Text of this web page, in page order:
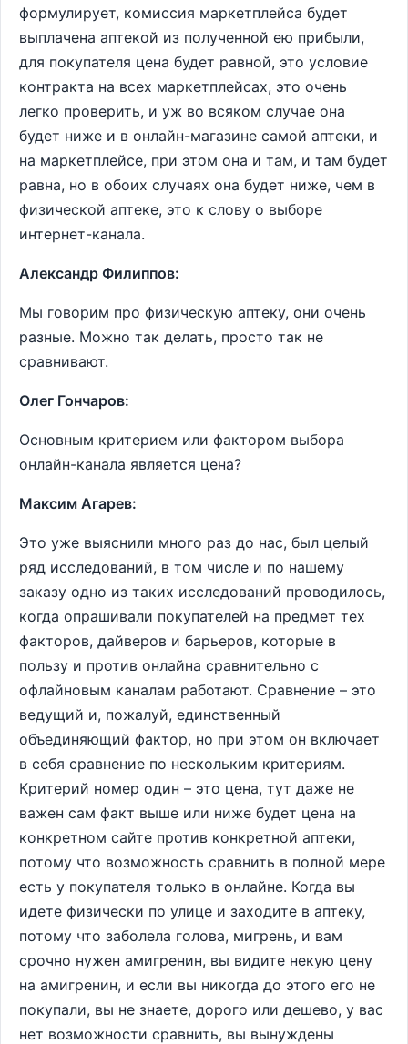
формулирует, комиссия маркетплейса будет
выплачена аптекой из полученной ею прибыли,
для покупателя цена будет равной, это условие
контракта на всех маркетплейсах, это очень
легко проверить, и уж во всяком случае она
будет ниже и в онлайн-магазине самой аптеки, и
на маркетплейсе, при этом она и там, и там будет
равна, но в обоих случаях она будет ниже, чем в
физической аптеке, это к слову о выборе
интернет-канала.
Александр Филиппов:
Мы говорим про физическую аптеку, они очень
разные. Можно так делать, просто так не
сравнивают.
Олег Гончаров:
Основным критерием или фактором выбора
онлайн-канала является цена?
Максим Агарев:
Это уже выяснили много раз до нас, был целый
ряд исследований, в том числе и по нашему
заказу одно из таких исследований проводилось,
когда опрашивали покупателей на предмет тех
факторов, дайверов и барьеров, которые в
пользу и против онлайна сравнительно с
офлайновым каналам работают. Сравнение – это
ведущий и, пожалуй, единственный
объединяющий фактор, но при этом он включает
в себя сравнение по нескольким критериям.
Критерий номер один – это цена, тут даже не
важен сам факт выше или ниже будет цена на
конкретном сайте против конкретной аптеки,
потому что возможность сравнить в полной мере
есть у покупателя только в онлайне. Когда вы
идете физически по улице и заходите в аптеку,
потому что заболела голова, мигрень, и вам
срочно нужен амигренин, вы видите некую цену
на амигренин, и если вы никогда до этого его не
покупали, вы не знаете, дорого или дешево, у вас
нет возможности сравнить, вы вынуждены